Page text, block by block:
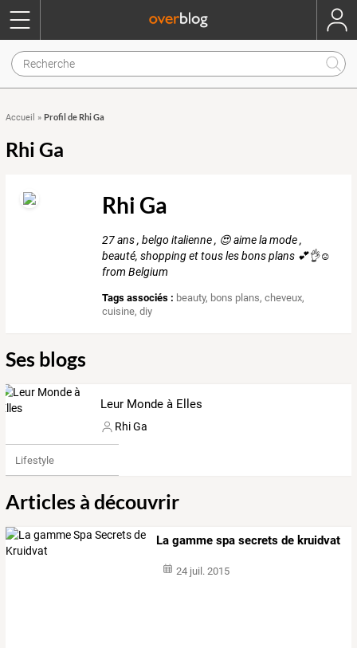
Accueil » Profil de Rhi Ga
Rhi Ga
Rhi Ga
27 ans , belgo italienne , 😍 aime la mode ,
beauté, shopping et tous les bons plans 💕👌☺️
from Belgium
Tags associés : beauty, bons plans,cheveux,
cuisine,diy
Ses blogs
Leur Monde à Elles
Rhi Ga
Lifestyle
Articles à découvrir
La gamme spa secrets de kruidvat
24 juil. 2015